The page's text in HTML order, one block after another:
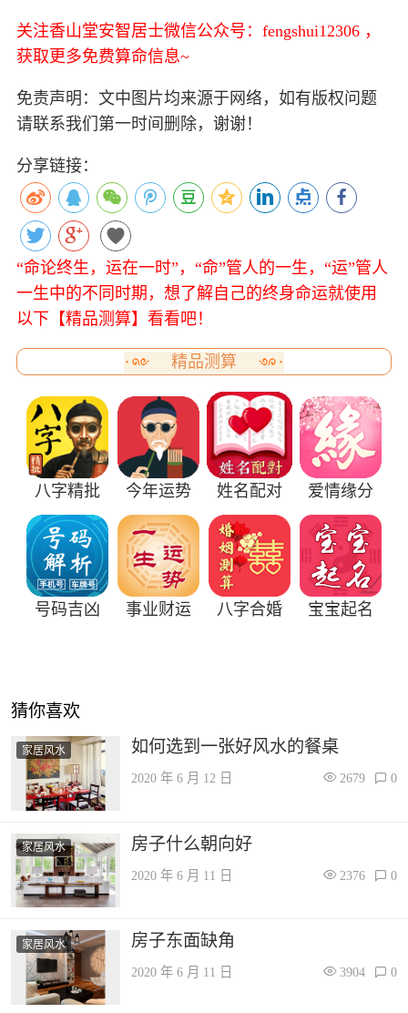
关注香山堂安智居士微信公众号：fengshui12306 ，
获取更多免费算命信息~
免责声明：文中图片均来源于网络，如有版权问题
请联系我们第一时间删除，谢谢！
分享链接：
“命论终生，运在一时”，“命”管人的一生，“运”管人
一生中的不同时期，想了解自己的终身命运就使用
以下【精品测算】看看吧！
精品测算
八字精批 今年运势 姓名配对 爱情缘分
号码吉凶 事业财运 八字合婚 宝宝起名
猜你喜欢
家居风水 如何选到一张好风水的餐桌
2020 年 6 月 12 日 2679 0
家居风水 房子什么朝向好
2020 年 6 月 11 日 2376 0
家居风水 房子东面缺角
2020 年 6 月 11 日 3904 0